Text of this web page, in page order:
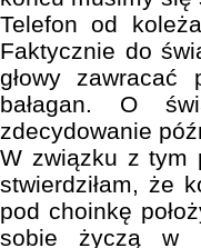
Telefon od
Faktycznie do
głowy
bałagan. O
zdecydowanie
W związku z tym
stwierdziłam, że
pod choinkę
sobie życzą w